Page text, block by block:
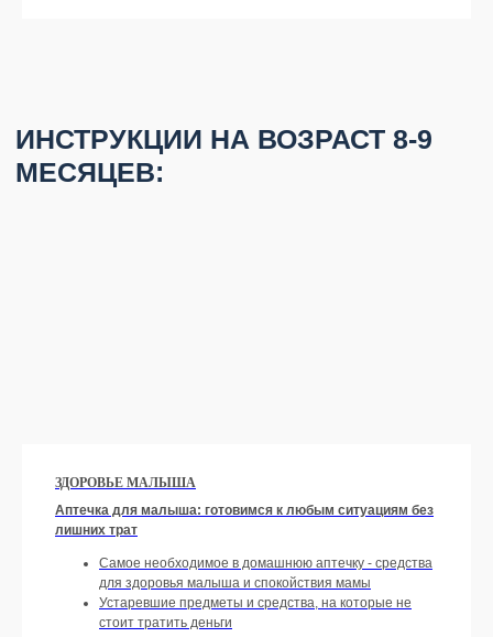
ЗДОРОВЬЕ МАЛЫША
Аптечка для малыша: готовимся к любым ситуациям без
лишних трат
Самое необходимое в домашнюю аптечку - средства
для здоровья малыша и спокойствия мамы
Устаревшие предметы и средства, на которые не
стоит тратить деньги